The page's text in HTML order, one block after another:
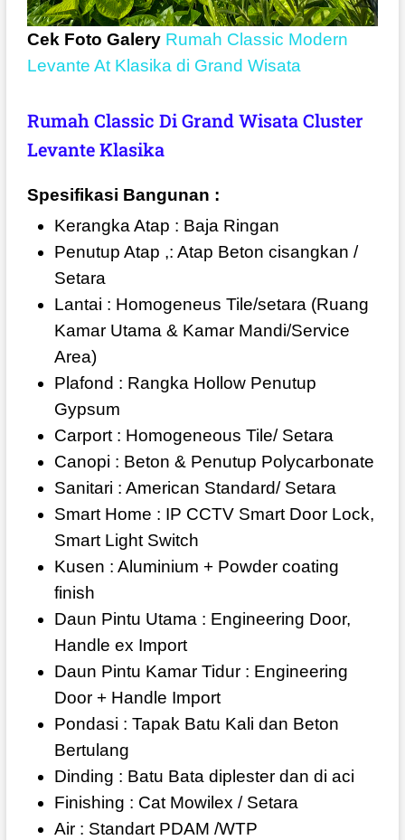
Cek Foto Galery Rumah Classic Modern
Levante At Klasika di Grand Wisata
Rumah Classic Di Grand Wisata Cluster
Levante Klasika
Spesifikasi Bangunan :
Kerangka Atap : Baja Ringan
Penutup Atap ,: Atap Beton cisangkan /
Setara
Lantai : Homogeneus Tile/setara (Ruang
Kamar Utama & Kamar Mandi/Service
Area)
Plafond : Rangka Hollow Penutup
Gypsum
Carport : Homogeneous Tile/ Setara
Canopi : Beton & Penutup Polycarbonate
Sanitari : American Standard/ Setara
Smart Home : IP CCTV Smart Door Lock,
Smart Light Switch
Kusen : Aluminium + Powder coating
finish
Daun Pintu Utama : Engineering Door,
Handle ex Import
Daun Pintu Kamar Tidur : Engineering
Door + Handle Import
Pondasi : Tapak Batu Kali dan Beton
Bertulang
Dinding : Batu Bata diplester dan di aci
Finishing : Cat Mowilex / Setara
Air : Standart PDAM /WTP